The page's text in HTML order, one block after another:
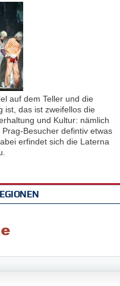
auf dem Teller und die
ist, das ist zweifellos die
und Kultur: nämlich
Besucher defintiv etwas
erfindet sich die Laterna